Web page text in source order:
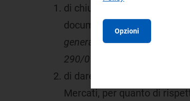
di chiudere l'istruttoria
documento "
Relazione in
generazione di energia
290/07
di dare mandato al
Mercati, per quanto di
Opzioni